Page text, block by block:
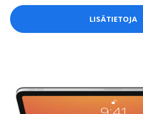
LISÄTIETOJA